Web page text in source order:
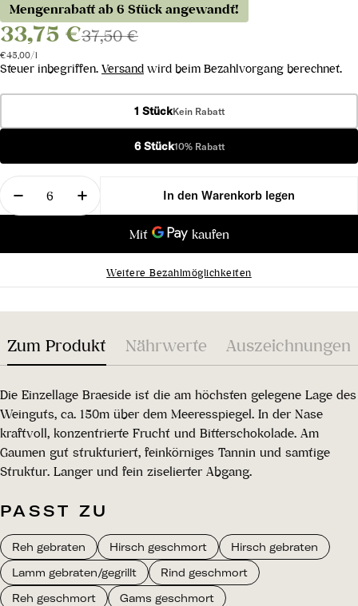
Mengenrabatt ab 6 Stück angewandt!
33,75 €37,50 €
Stückpreis
€45,00/pro
l
Steuer inbegriffen. Versand wird beim Bezahlvorgang berechnet.
1 StückKein Rabatt
6 Stück10% Rabatt
Menge
Menge für Cabernet Sauvignon Finniss River
Menge für Cabernet Sauvignon Finniss
In den Warenkorb legen
Weitere Bezahlmöglichkeiten
Zum Produkt Nährwerte Auszeichnungen
Die Einzellage Braeside ist die am höchsten gelegene Lage des
Weinguts, ca. 150m über dem Meeresspiegel. In der Nase
kraftvoll, konzentrierte Frucht und Bitterschokolade. Am
Gaumen gut strukturiert, feinkörniges Tannin und samtige
Struktur. Langer und fein ziselierter Abgang.
PASST ZU
Reh gebraten Hirsch geschmort
Hirsch gebraten
Lamm gebraten/gegrillt
Rind geschmort
Reh geschmort
Gams geschmort